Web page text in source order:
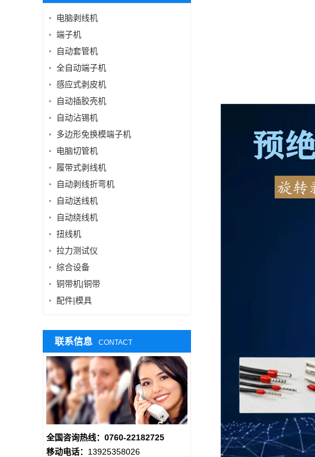
电脑剥线机
端子机
自动套管机
全自动端子机
感应式剥皮机
自动插胶壳机
自动沾锡机
多边形免换模端子机
电脑切管机
履带式剥线机
自动剥线折弯机
自动送线机
自动绕线机
扭线机
拉力测试仪
综合设备
铜带机|铜带
配件|模具
联系信息 CONTACT
全国咨询热线：0760-22182725
移动电话： 13925358026